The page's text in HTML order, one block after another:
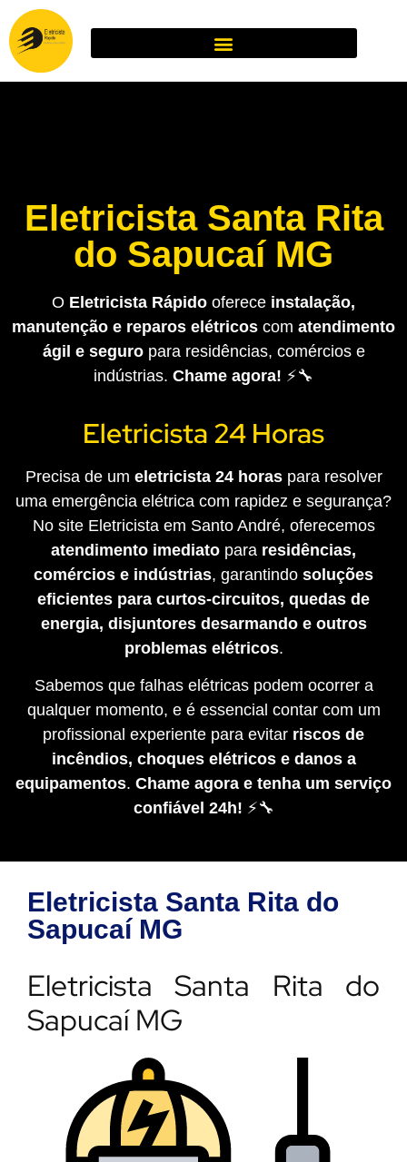
Eletricista Santa Rita
do Sapucaí MG
O Eletricista Rápido oferece instalação,
manutenção e reparos elétricos com atendimento
ágil e seguropara residências, comércios e
indústrias. Chame agora! ⚡🔧
Eletricista 24 Horas
Precisa de um eletricista 24 horaspara resolver
uma emergência elétrica com rapidez e segurança?
No site Eletricista em Santo André, oferecemos
atendimento imediato para residências,
comércios e indústrias, garantindo soluções
eficientes para curtos-circuitos, quedas de
energia, disjuntores desarmando e outros
problemas elétricos.
Sabemos que falhas elétricas podem ocorrer a
qualquer momento, e é essencial contar com um
profissional experiente para evitar riscos de
incêndios, choques elétricos e danos a
equipamentos. Chame agora e tenha um serviço
confiável 24h! ⚡🔧
Eletricista Santa Rita do
Sapucaí MG
Eletricista Santa Rita do
Sapucaí MG